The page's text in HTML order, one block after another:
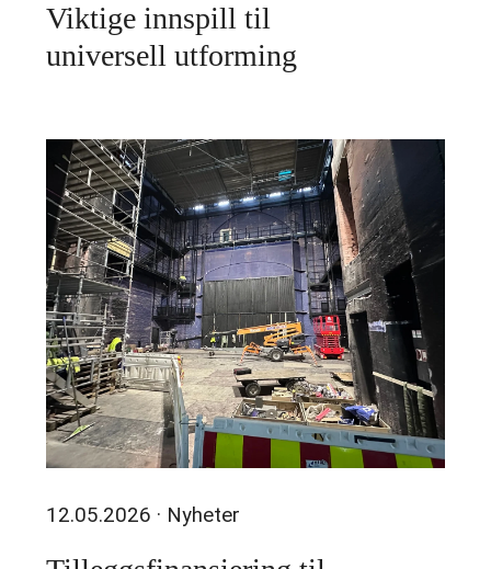
Viktige innspill til
universell utforming
12.05.2026 · Nyheter